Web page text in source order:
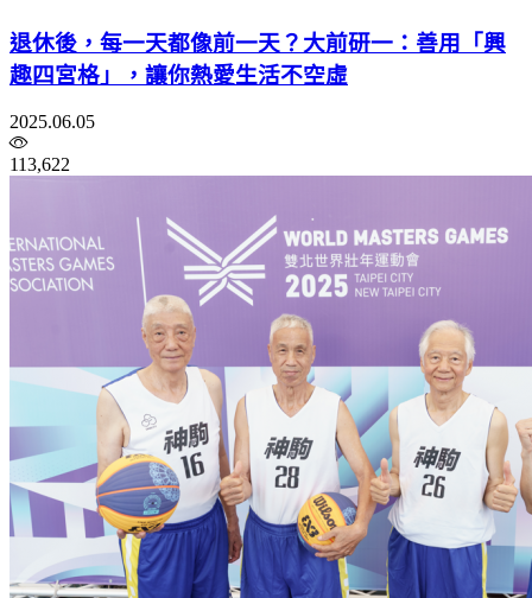
退休後，每一天都像前一天？大前研一：善用「興
趣四宮格」，讓你熱愛生活不空虛
2025.06.05
113,622